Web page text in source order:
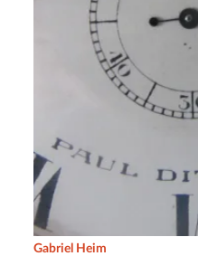
Gabriel Heim